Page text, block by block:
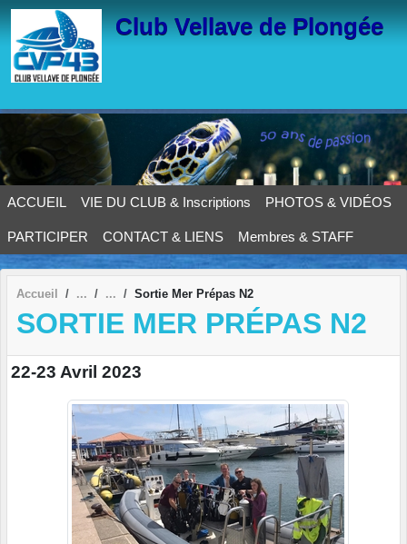
Club Vellave de Plongée
ACCUEIL VIE DU CLUB & Inscriptions PHOTOS & VIDÉOS
PARTICIPER CONTACT & LIENS Membres & STAFF
Accueil Sortie Mer Prépas N2
SORTIE MER PRÉPAS N2
22-23 Avril 2023
Panneau de gestion des cookies